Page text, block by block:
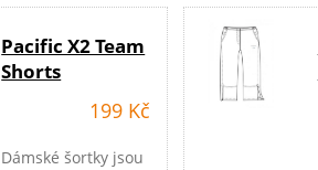
Pacific X2 Team
Shorts
199 Kč
Dámské šortky jsou